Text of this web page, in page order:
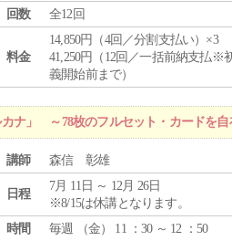
回数
全12回
料金
14,850円（4回／分割支払い）×3
41,250円（12回／一括前納支払※
義開始前まで）
ナ」 ～78枚のフルセット・カードを自
講師 森信 彰雄
日程
7月 11日 ～ 12月 26日
※8/15は休講となります。
時間
毎週 （金） 11 ：30 ～ 12 ：50